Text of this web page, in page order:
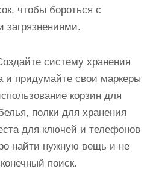
чтобы бороться с
систему хранения
и придумайте свои маркеры
корзин для
полки для хранения
для ключей и телефонов
найти нужную вещь и не
поиск.